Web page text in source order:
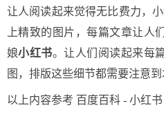
让人阅读起来觉得无比费力，
上精致的图片，每篇文章让人
娘小红书。让人们阅读起来每
图，排版这些细节都需要注意
以上内容参考 百度百科 - 小红书